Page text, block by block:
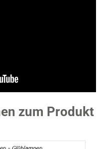
zum Produkt